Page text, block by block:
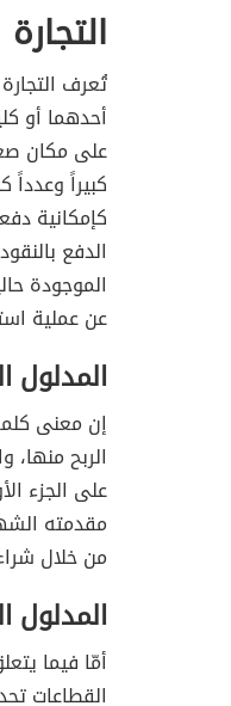
التجارة
تُعرف
أحدهما أو
على مكان
كبيراً
كإمكانية
الدفع
الموجودة
عن عملية
المدلول
إن معنى
الربح منها،
على الجزء
مقدمته
من خلال
المدلول
أمّا فيما
القطاعات